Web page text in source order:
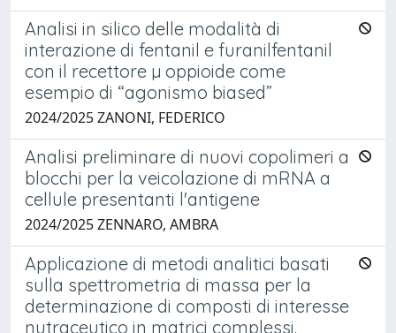
Analisi in silico delle modalità di
interazione di fentanil e furanilfentanil
con il recettore µ oppioide come
esempio di “agonismo biased”
2024/2025 ZANONI, FEDERICO
Analisi preliminare di nuovi copolimeri a
blocchi per la veicolazione di mRNA a
cellule presentanti l'antigene
2024/2025 ZENNARO, AMBRA
Applicazione di metodi analitici basati
sulla spettrometria di massa per la
determinazione di composti di interesse
nutraceutico in matrici complessi.